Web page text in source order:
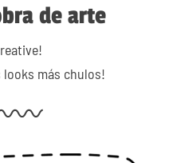
de arte
looks más chulos!